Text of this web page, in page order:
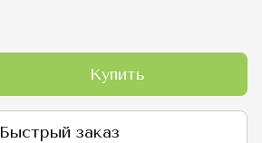
Купить
Быстрый заказ